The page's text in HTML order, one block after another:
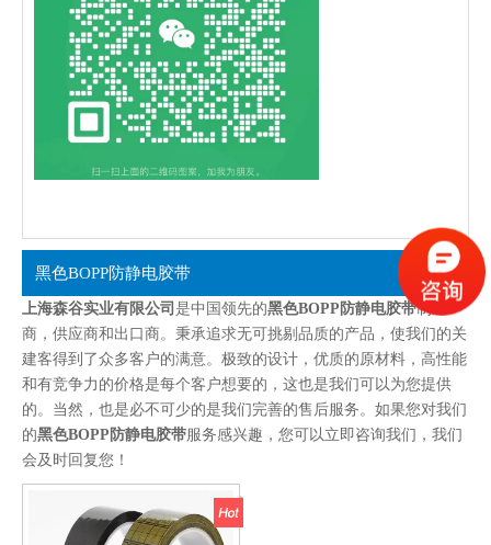
黑色BOPP防静电胶带
上海森谷实业有限公司 是中国领先的黑色BOPP防静电胶带制造
商，供应商和出口商。秉承追求无可挑剔品质的产品，使我们的关
建客得到了众多客户的满意。极致的设计，优质的原材料，高性能
和有竞争力的价格是每个客户想要的，这也是我们可以为您提供
的。当然，也是必不可少的是我们完善的售后服务。如果您对我们
的黑色BOPP防静电胶带服务感兴趣，您可以立即咨询我们，我们
会及时回复您！